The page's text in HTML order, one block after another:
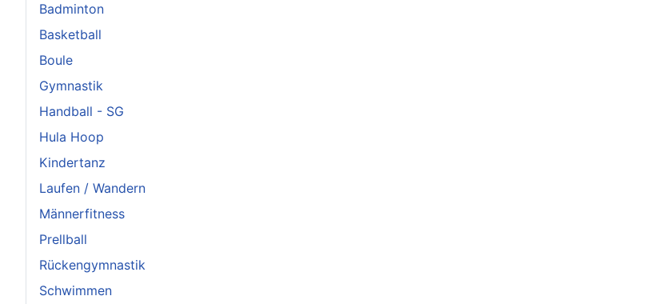
Badminton
Basketball
Boule
Gymnastik
Handball - SG
Hula Hoop
Kindertanz
Laufen / Wandern
Männerfitness
Prellball
Rückengymnastik
Schwimmen